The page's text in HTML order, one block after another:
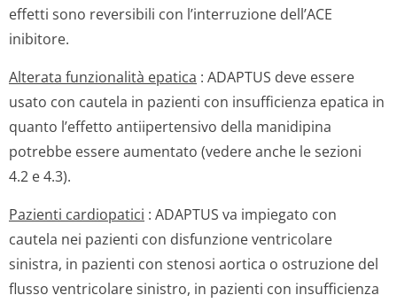
effetti sono reversibili con l’interruzione dell’ACE
inibitore.
Alterata funzionalità epatica : ADAPTUS deve essere
usato con cautela in pazienti con insufficienza epatica in
quanto l’effetto antiipertensivo della manidipina
potrebbe essere aumentato (vedere anche le sezioni
4.2 e 4.3).
Pazienti cardiopatici : ADAPTUS va impiegato con
cautela nei pazienti con disfunzione ventricolare
sinistra, in pazienti con stenosi aortica o ostruzione del
flusso ventricolare sinistro, in pazienti con insufficienza